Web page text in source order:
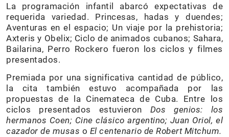
La programación infantil abarcó expectativas de
requerida variedad. Princesas, hadas y duendes;
Aventuras en el espacio; Un viaje por la prehistoria;
Axteris y Obelix; Ciclo de animados cubanos; Sahara,
Bailarina, Perro Rockero fueron los ciclos y filmes
presentados.
Premiada por una significativa cantidad de público,
la cita también estuvo acompañada por las
propuestas de la Cinemateca de Cuba. Entre los
ciclos presentados estuvieron Dos genios: los
hermanos Coen; Cine clásico argentino; Juan Oriol, el
cazador de musas o El centenario de Robert Mitchum.